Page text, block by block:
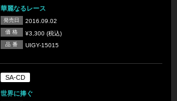
華麗なるレース
発売日 2016.09.02
価 格 ¥3,300 (税込)
品 番 UIGY-15015
SA-CD
世界に捧ぐ